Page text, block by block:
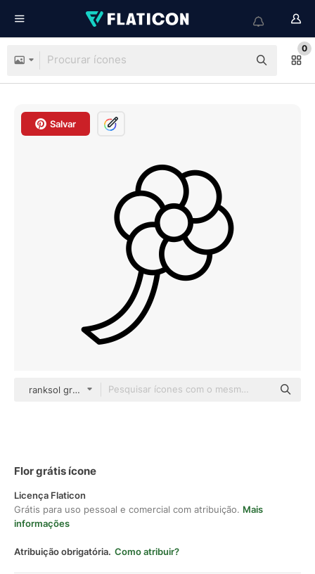
0
Salvar
ranksol graphics outline
Flor grátis ícone
Licença Flaticon
Grátis para uso pessoal e comercial com atribuição. Mais
informações
Atribuição obrigatória. Como atribuir?